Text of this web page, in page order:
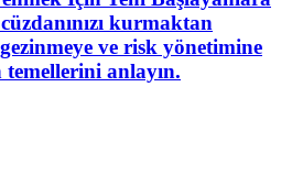
kurmaktan
ve risk yönetimine
anlayın.